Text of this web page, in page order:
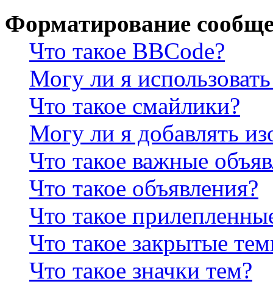
Форматирование
Что такое BBCode?
Могу ли я
Что такое смайлики?
Могу ли я добавлять
Что такое важные
Что такое объявления?
Что такое
Что такое закрытые
Что такое значки тем?